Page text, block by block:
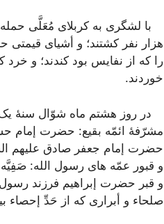
با لشگرى به کربلاى مُعَلَّی حمله
هزار نفر کشتند؛ و أشیاى
را که از نفایس بود کندند؛ و
خوردند.
در روز هشتم ماه شوّال سنۀ
مشرّفۀ ائمّه بقیع: حضرت إمام
حضرت إمام جعفر صادق علیهم
و قبور عمّه هاى رسول الله:
و قبر حضرت إبراهیم فرزند رسول
صلحاء و أبرارى که از حَدِّ